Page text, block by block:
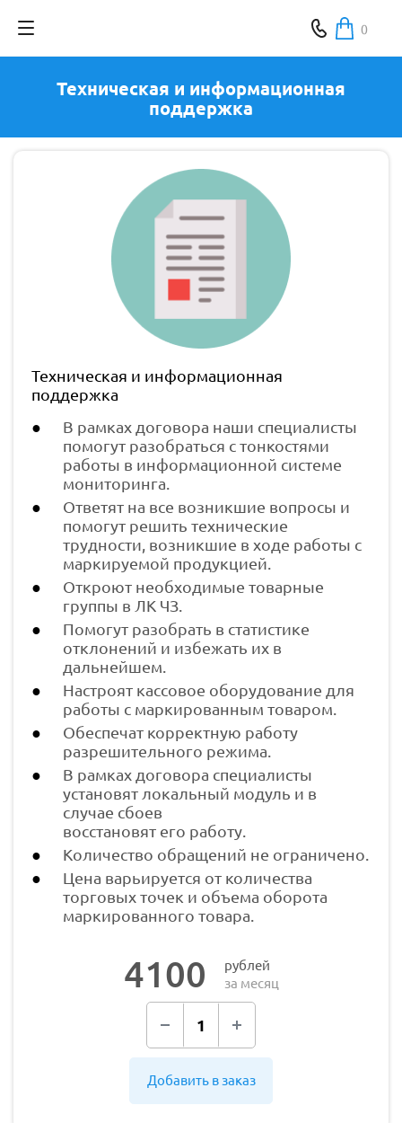
0
Техническая и информационная
поддержка
Техническая и информационная
поддержка
В рамках договора наши специалисты
помогут разобраться с тонкостями
работы в информационной системе
мониторинга.
Ответят на все возникшие вопросы и
помогут решить технические
трудности, возникшие в ходе работы с
маркируемой продукцией.
Откроют необходимые товарные
группы в ЛК ЧЗ.
Помогут разобрать в статистике
отклонений и избежать их в
дальнейшем.
Настроят кассовое оборудование для
работы с маркированным товаром.
Обеспечат корректную работу
разрешительного режима.
В рамках договора специалисты
установят локальный модуль и в
случае сбоев
восстановят его работу.
Количество обращений не ограничено.
Цена варьируется от количества
торговых точек и объема оборота
маркированного товара.
4100
рублей
за месяц
Добавить в заказ